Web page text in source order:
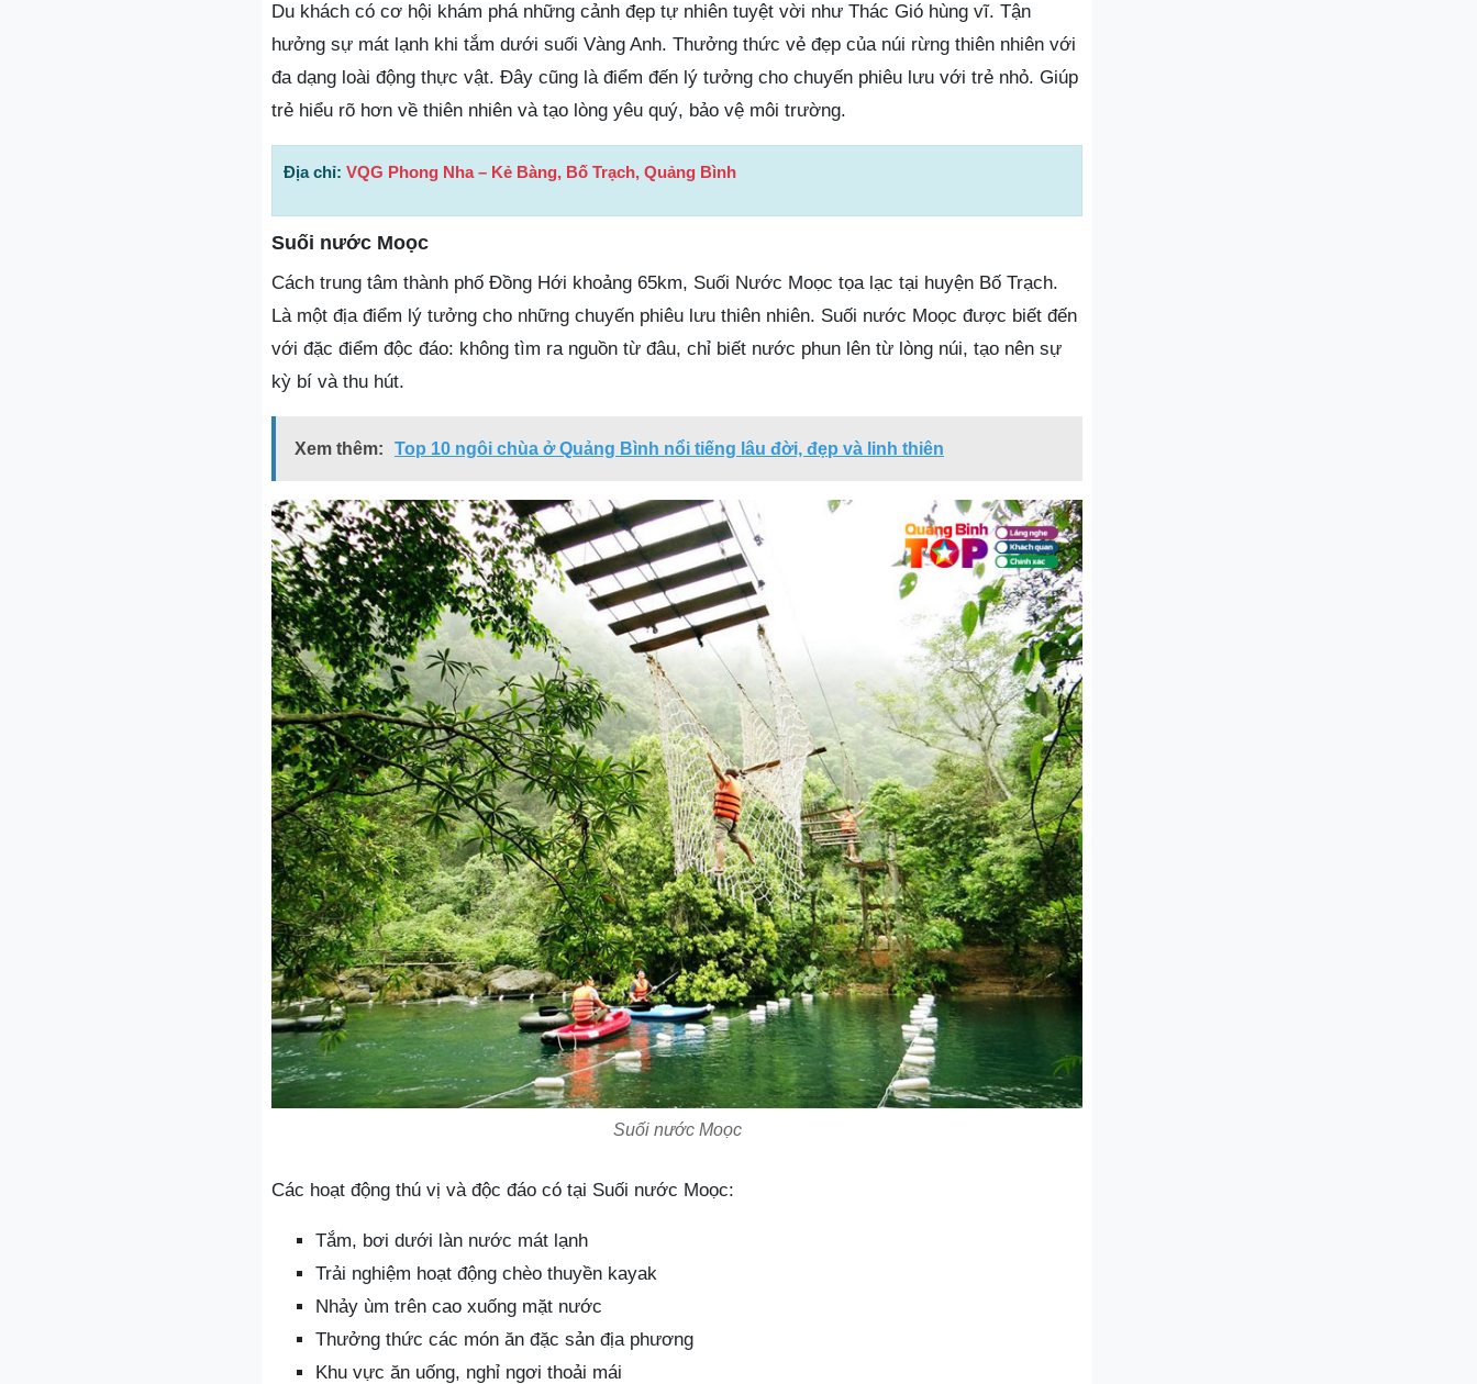
Du khách có cơ hội khám phá những cảnh đẹp tự nhiên tuyệt vời như Thác Gió hùng vĩ. Tận
hưởng sự mát lạnh khi tắm dưới suối Vàng Anh. Thưởng thức vẻ đẹp của núi rừng thiên nhiên với
đa dạng loài động thực vật. Đây cũng là điểm đến lý tưởng cho chuyến phiêu lưu với trẻ nhỏ. Giúp
trẻ hiểu rõ hơn về thiên nhiên và tạo lòng yêu quý, bảo vệ môi trường.
Địa chỉ: VQG Phong Nha – Kẻ Bàng, Bố Trạch, Quảng Bình
Suối nước Moọc
Cách trung tâm thành phố Đồng Hới khoảng 65km, Suối Nước Moọc tọa lạc tại huyện Bố Trạch.
Là một địa điểm lý tưởng cho những chuyến phiêu lưu thiên nhiên. Suối nước Moọc được biết đến
với đặc điểm độc đáo: không tìm ra nguồn từ đâu, chỉ biết nước phun lên từ lòng núi, tạo nên sự
kỳ bí và thu hút.
Xem thêm: Top 10 ngôi chùa ở Quảng Bình nổi tiếng lâu đời, đẹp và linh thiên
Suối nước Moọc
Các hoạt động thú vị và độc đáo có tại Suối nước Moọc:
Tắm, bơi dưới làn nước mát lạnh
Trải nghiệm hoạt động chèo thuyền kayak
Nhảy ùm trên cao xuống mặt nước
Thưởng thức các món ăn đặc sản địa phương
Khu vực ăn uống, nghỉ ngơi thoải mái